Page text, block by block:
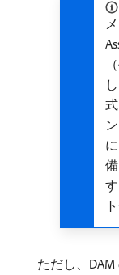
ただし、DAM